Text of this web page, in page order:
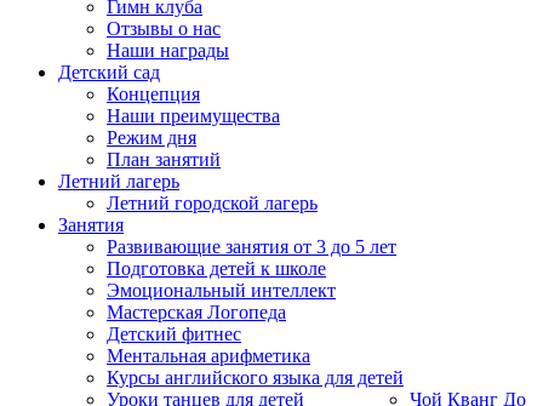
Гимн клуба
Отзывы о нас
Наши награды
Детский сад
Концепция
Наши преимущества
Режим дня
План занятий
Летний лагерь
Летний городской лагерь
Занятия
Развивающие занятия от 3 до 5 лет
Подготовка детей к школе
Эмоциональный интеллект
Мастерская Логопеда
Детский фитнес
Ментальная арифметика
Курсы английского языка для детей
Уроки танцев для детей
Чой Кванг До